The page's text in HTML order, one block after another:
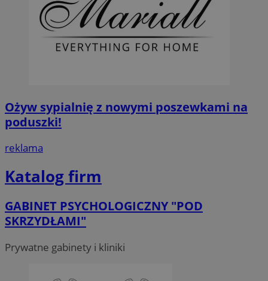
Ożyw sypialnię z nowymi poszewkami na
poduszki!
reklama
Katalog firm
GABINET PSYCHOLOGICZNY "POD
SKRZYDŁAMI"
Prywatne gabinety i kliniki